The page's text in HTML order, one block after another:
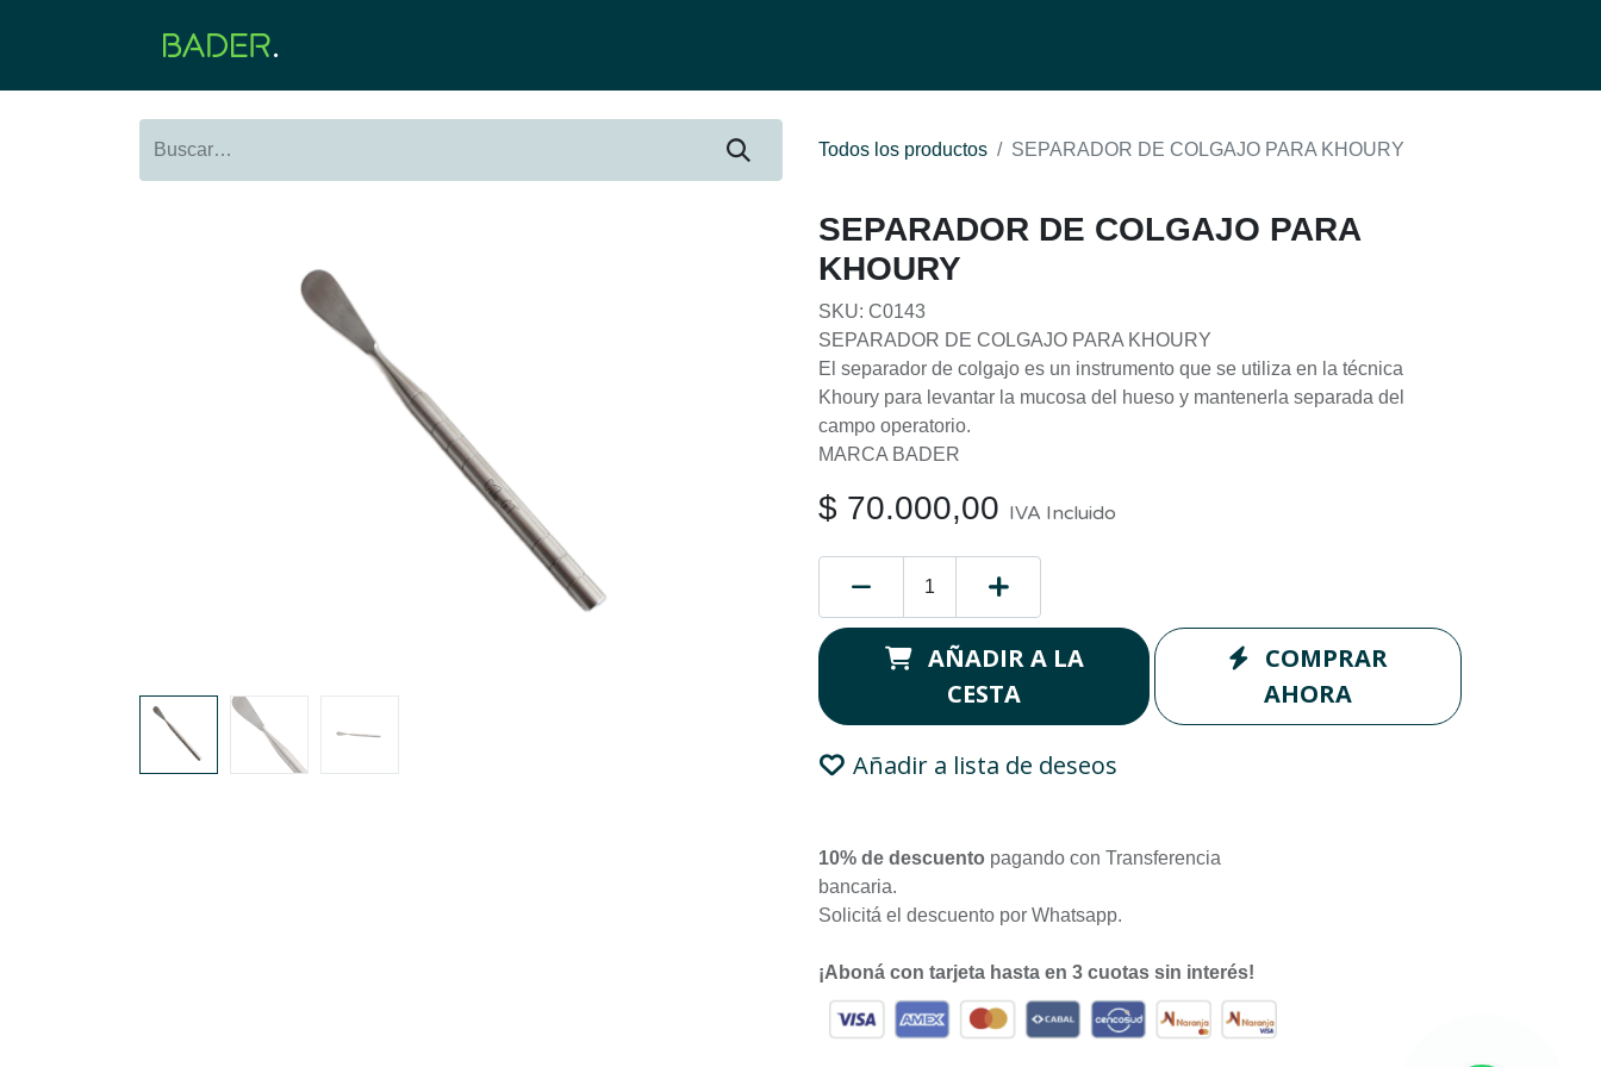
Todos los productos SEPARADOR DE COLGAJO PARA KHOURY
SEPARADOR DE COLGAJO PARA
KHOURY
SKU: C0143
SEPARADOR DE COLGAJO PARA KHOURY
El separador de colgajo es un instrumento que se utiliza en la técnica
Khoury para levantar la mucosa del hueso y mantenerla separada del
campo operatorio.
MARCA BADER
$ 70.000,00 IVA Incluido
AÑADIR A LA
CESTA
COMPRAR
AHORA
Añadir a lista de deseos
10% de descuento pagando con Transferencia
bancaria.
Solicitá el descuento por Whatsapp.
¡Aboná con tarjeta hasta en 3 cuotas sin interés!